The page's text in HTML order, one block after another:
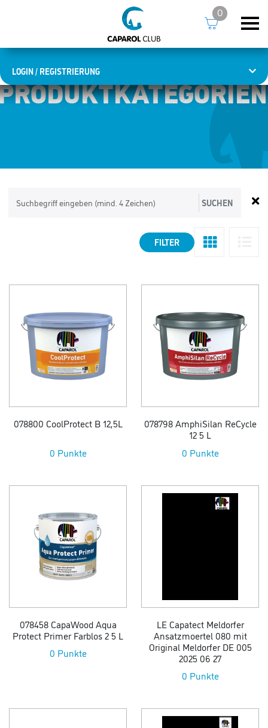
LOGIN / REGISTRIERUNG
0
SUCHEN
FILTER
078800 CoolProtect B 12,5L
0 Punkte
078798 AmphiSilan ReCycle
12 5 L
0 Punkte
078458 CapaWood Aqua
Protect Primer Farblos 2 5 L
0 Punkte
LE Capatect Meldorfer
Ansatzmoertel 080 mit
Original Meldorfer DE 005
2025 06 27
0 Punkte